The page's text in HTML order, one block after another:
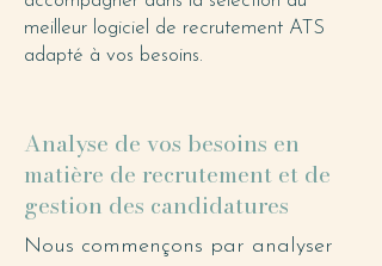
meilleur logiciel de recrutement ATS
adapté à vos besoins.
Analyse de vos besoins en
matière de recrutement et de
gestion des candidatures
Nous commençons par analyser